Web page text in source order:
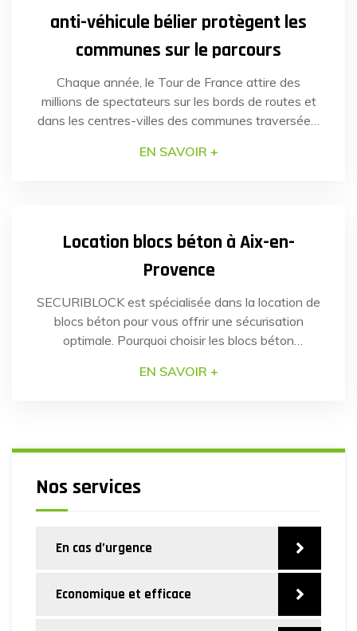
anti-véhicule bélier protègent les
communes sur le parcours
Chaque année, le Tour de France attire des
millions de spectateurs sur les bords de routes et
dans les centres-villes des communes traversées.
de la région Hauts-de-France a nécessité une
EN SAVOIR +
Location blocs béton à Aix-en-
Provence
SECURIBLOCK est spécialisée dans la location de
blocs béton pour vous offrir une sécurisation
optimale. Pourquoi choisir les blocs béton
sont conçus pour une installation simple et rapide.
EN SAVOIR +
Nos services
En cas d’urgence
Economique et efficace